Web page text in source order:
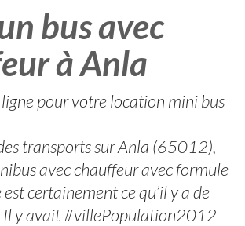
bus avec
à Anla
ligne pour votre location mini bus
transports sur Anla (65012),
avec chauffeur avec formule
certainement ce qu’il y a de
Il y avait #villePopulation2012